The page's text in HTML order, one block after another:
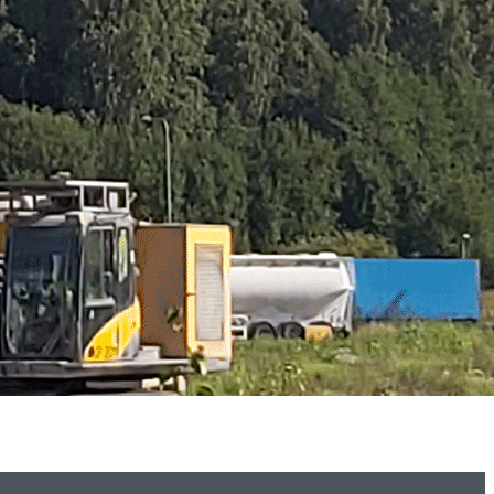
SGY:n 75-vuotisjuhla kokosi geotekniikan alan
yhteen
SGY 75 vuotta: ”Viileä pää, lämmin sydän ja puhtaat
Suunnittele SGY:lle oma haalarimerkki! Voittaja
RASU – Rautatiejärjestelmän perusteet -koulutus
syksyllä
Menestyvä Infrarakennuttaja RAP-koulutus
syksyllä Tampereella